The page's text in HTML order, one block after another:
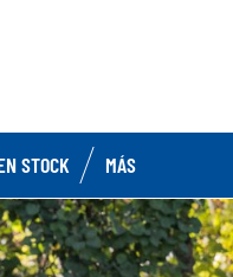
STOCK MÁS